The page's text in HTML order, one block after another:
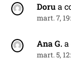
Dorua
mart. 7,
Ana G.
mart. 5,